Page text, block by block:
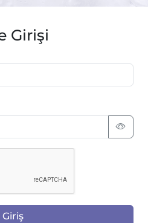
Girişi
Giriş